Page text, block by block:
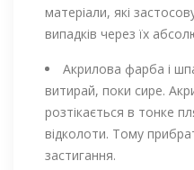
матеріали, які
випадків через їх
Акрилова фарба і
витирай, поки сире.
розтікається в тонке
відколоти. Тому
застигання.